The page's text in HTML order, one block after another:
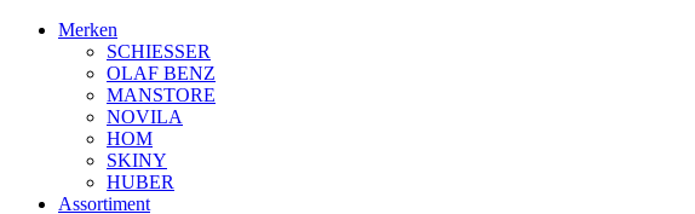
Merken
SCHIESSER
OLAF BENZ
MANSTORE
NOVILA
HOM
SKINY
HUBER
Assortiment